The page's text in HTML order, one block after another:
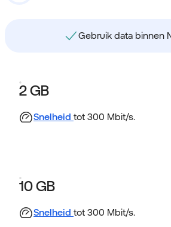
Gebruik data binnen NL en EU
2 GB
Snelheid tot 300 Mbit/s.
10 GB
Snelheid tot 300 Mbit/s.